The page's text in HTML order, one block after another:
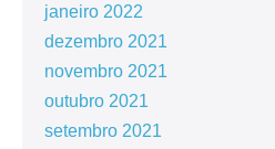
janeiro 2022
dezembro 2021
novembro 2021
outubro 2021
setembro 2021